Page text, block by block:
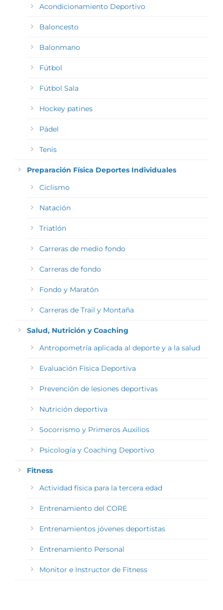
Acondicionamiento Deportivo
Baloncesto
Balonmano
Fútbol
Fútbol Sala
Hockey patines
Pádel
Tenis
Preparación Física Deportes Individuales
Ciclismo
Natación
Triatlón
Carreras de medio fondo
Carreras de fondo
Fondo y Maratón
Carreras de Trail y Montaña
Salud, Nutrición y Coaching
Antropometría aplicada al deporte y a la salud
Evaluación Física Deportiva
Prevención de lesiones deportivas
Nutrición deportiva
Socorrismo y Primeros Auxilios
Psicología y Coaching Deportivo
Fitness
Actividad física para la tercera edad
Entrenamiento del CORE
Entrenamientos jóvenes deportistas
Entrenamiento Personal
Monitor e Instructor de Fitness